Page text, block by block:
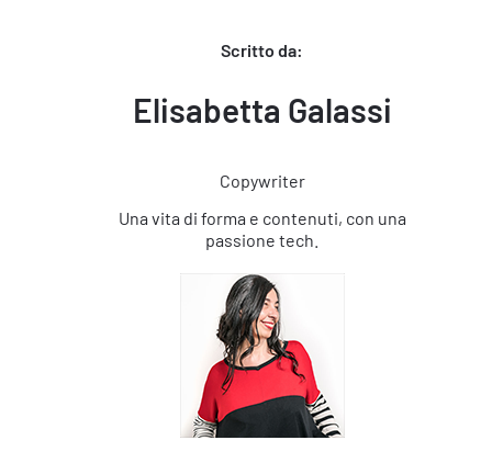
Scritto da:
Elisabetta Galassi
Copywriter
Una vita di forma e contenuti, con una
passione tech.